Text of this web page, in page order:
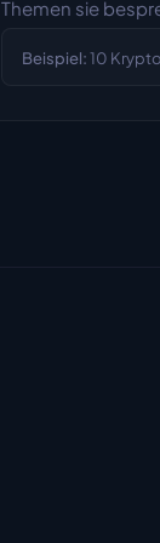
Themen sie
Beispiel:10